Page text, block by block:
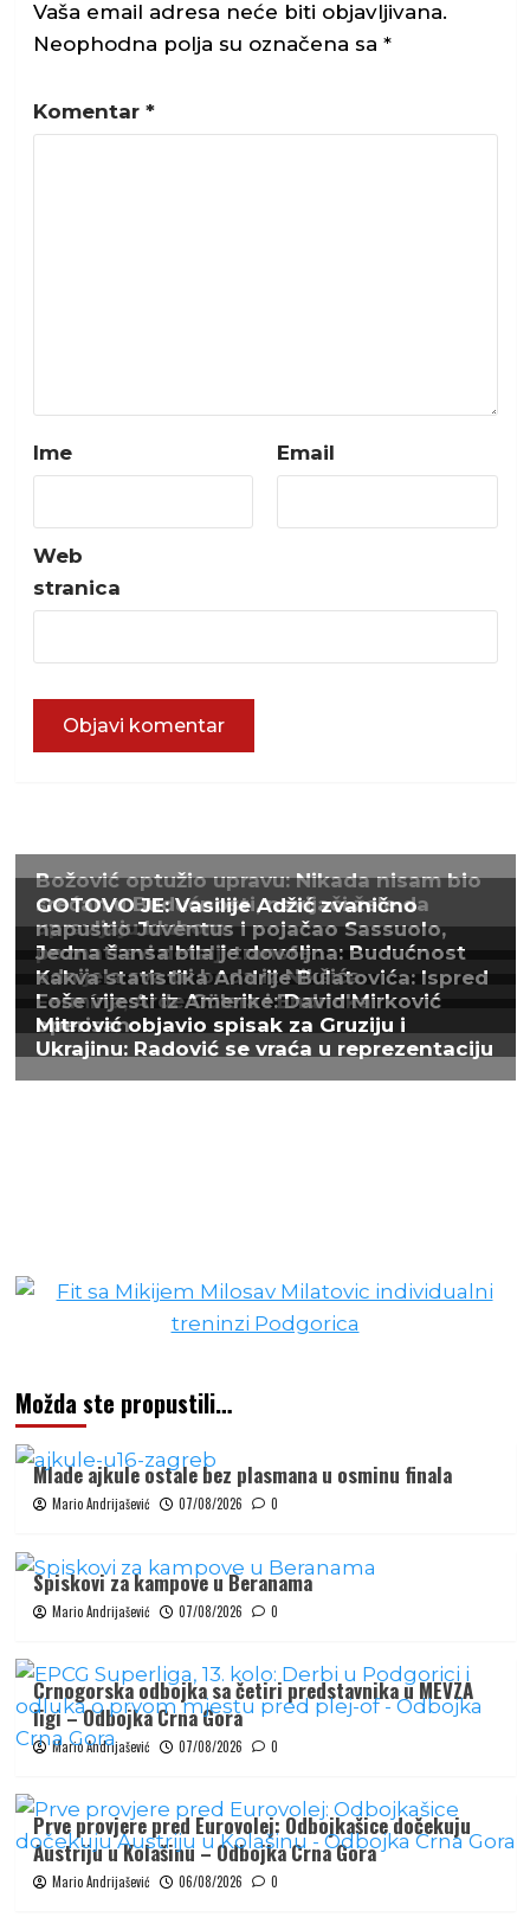
Vaša email adresa neće biti objavljivana.
Neophodna polja su označena sa *
Komentar *
Ime Email
Web
stranica
Možda ste propustili…
Mlade ajkule ostale bez plasmana u osminu finala
Mario Andrijašević 07/08/2026 0
Spiskovi za kampove u Beranama
Mario Andrijašević 07/08/2026 0
Crnogorska odbojka sa četiri predstavnika u MEVZA
ligi – Odbojka Crna Gora
Mario Andrijašević 07/08/2026 0
Prve provjere pred Eurovolej: Odbojkašice dočekuju
Austriju u Kolašinu – Odbojka Crna Gora
Mario Andrijašević 06/08/2026 0